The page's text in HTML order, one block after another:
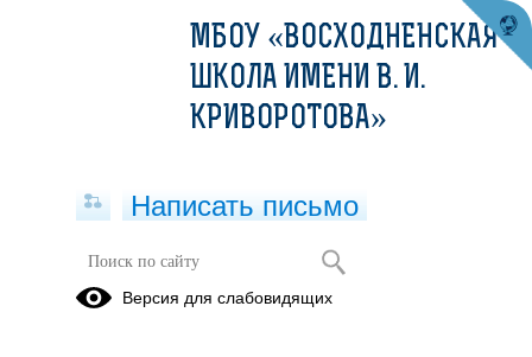
Карта сайта
МБОУ «ВОСХОДНЕНСКАЯ
ШКОЛА ИМЕНИ В. И.
КРИВОРОТОВА»
Написать письмо
Версия для слабовидящих